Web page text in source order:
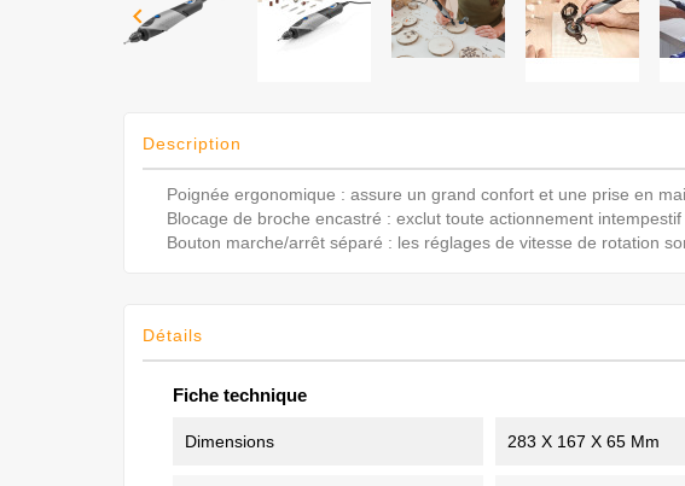

Description
Poignée ergonomique : assure un grand confort et une prise en
Blocage de broche encastré : exclut toute actionnement intempestif
Bouton marche/arrêt séparé : les réglages de vitesse de rotation
Détails
Fiche technique
Dimensions 283 X 167 X 65 Mm